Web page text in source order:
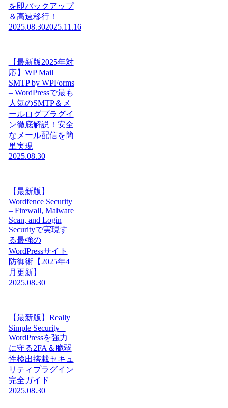
を即バックアップ
＆高速移行！
2025.08.302025.11.16
【最新版2025年対
応】WP Mail
SMTP by WPForms
– WordPressで最も
人気のSMTP＆メ
ールログプラグイ
ン徹底解説！安全
なメール配信を簡
単実現
2025.08.30
【最新版】
Wordfence Security
– Firewall, Malware
Scan, and Login
Securityで実現す
る最強の
WordPressサイト
防御術【2025年4
月更新】
2025.08.30
【最新版】Really
Simple Security –
WordPressを強力
に守る2FA＆脆弱
性検出搭載セキュ
リティプラグイン
完全ガイド
2025.08.30